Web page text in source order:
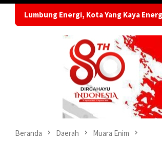
Kaya Energi Justru Kekurangan Energi
Beranda Daerah Muara Enim